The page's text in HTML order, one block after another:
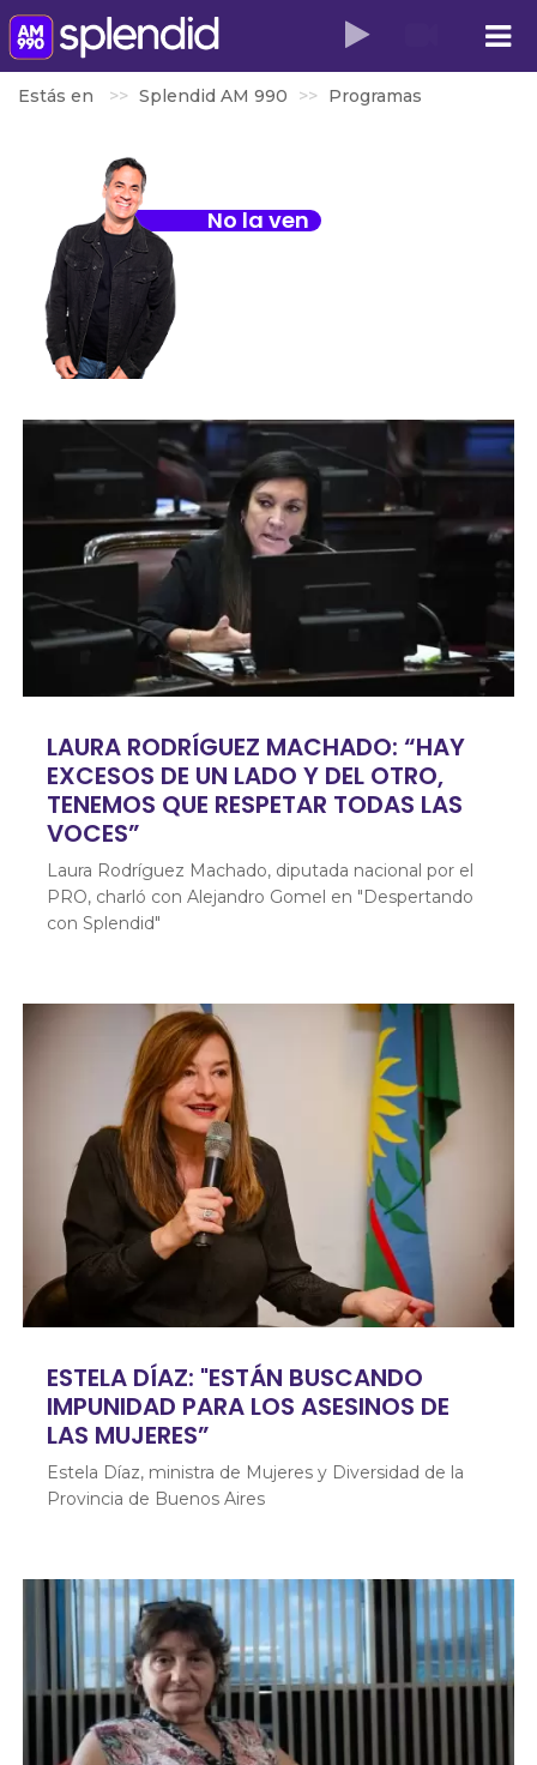
Estás en Splendid AM 990 Programas
No la ven
LAURA RODRÍGUEZ MACHADO: “HAY
EXCESOS DE UN LADO Y DEL OTRO,
TENEMOS QUE RESPETAR TODAS LAS
VOCES”
Laura Rodríguez Machado, diputada nacional por el
PRO, charló con Alejandro Gomel en "Despertando
con Splendid"
ESTELA DÍAZ: "ESTÁN BUSCANDO
IMPUNIDAD PARA LOS ASESINOS DE
LAS MUJERES”
Estela Díaz, ministra de Mujeres y Diversidad de la
Provincia de Buenos Aires